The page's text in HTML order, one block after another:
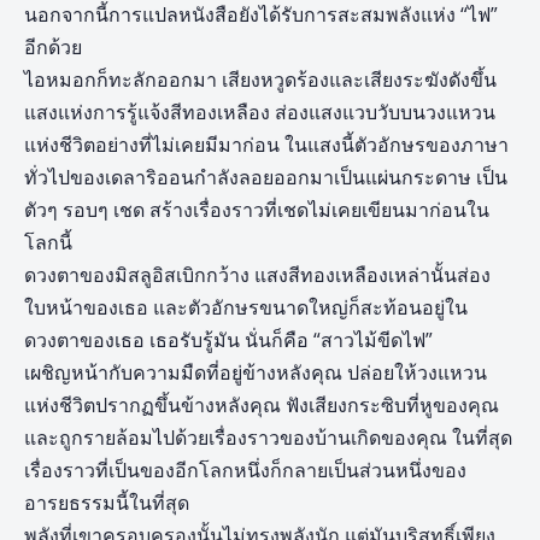
นอกจากนี้การแปลหนังสือยังได้รับการสะสมพลังแห่ง “ไฟ”
อีกด้วย
ไอหมอกก็ทะลักออกมา เสียงหวูดร้องและเสียงระฆังดังขึ้น
แสงแห่งการรู้แจ้งสีทองเหลือง ส่องแสงแวบวับบนวงแหวน
แห่งชีวิตอย่างที่ไม่เคยมีมาก่อน ในแสงนี้ตัวอักษรของภาษา
ทั่วไปของเดลาริออนกำลังลอยออกมาเป็นแผ่นกระดาษ เป็น
ตัวๆ รอบๆ เชด สร้างเรื่องราวที่เชดไม่เคยเขียนมาก่อนใน
โลกนี้
ดวงตาของมิสลูอิสเบิกกว้าง แสงสีทองเหลืองเหล่านั้นส่อง
ใบหน้าของเธอ และตัวอักษรขนาดใหญ่ก็สะท้อนอยู่ใน
ดวงตาของเธอ เธอรับรู้มัน นั่นก็คือ “สาวไม้ขีดไฟ”
เผชิญหน้ากับความมืดที่อยู่ข้างหลังคุณ ปล่อยให้วงแหวน
แห่งชีวิตปรากฏขึ้นข้างหลังคุณ ฟังเสียงกระซิบที่หูของคุณ
และถูกรายล้อมไปด้วยเรื่องราวของบ้านเกิดของคุณ ในที่สุด
เรื่องราวที่เป็นของอีกโลกหนึ่งก็กลายเป็นส่วนหนึ่งของ
อารยธรรมนี้ในที่สุด